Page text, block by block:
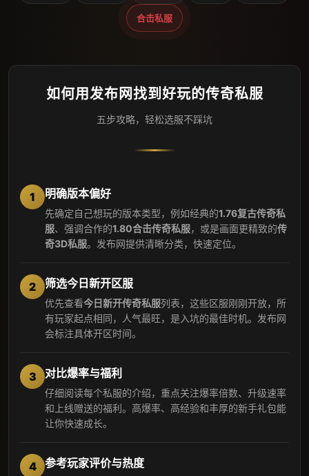
合击私服
如何用发布网找到好玩的传奇私服
五步攻略，轻松选服不踩坑
1 明确版本偏好
先确定自己想玩的版本类型，例如经典的1.76复古传奇私
服、强调合作的1.80合击传奇私服，或是画面更精致的传
奇3D私服。发布网提供清晰分类，快速定位。
2 筛选今日新开区服
优先查看今日新开传奇私服列表，这些区服刚刚开放，所
有玩家起点相同，人气最旺，是入坑的最佳时机。发布网
会标注具体开区时间。
3 对比爆率与福利
仔细阅读每个私服的介绍，重点关注爆率倍数、升级速率
和上线赠送的福利。高爆率、高经验和丰厚的新手礼包能
让你快速成长。
4 参考玩家评价与热度